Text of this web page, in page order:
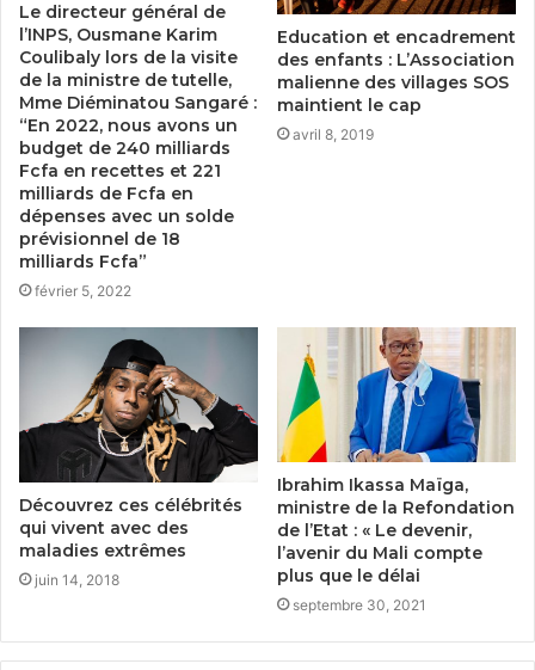
Le directeur général de
l’INPS, Ousmane Karim
Coulibaly lors de la visite
de la ministre de tutelle,
Mme Diéminatou Sangaré :
“En 2022, nous avons un
budget de 240 milliards
Fcfa en recettes et 221
milliards de Fcfa en
dépenses avec un solde
prévisionnel de 18
milliards Fcfa”
février 5, 2022
Education et encadrement
des enfants : L’Association
malienne des villages SOS
maintient le cap
avril 8, 2019
Découvrez ces célébrités
qui vivent avec des
maladies extrêmes
juin 14, 2018
Ibrahim Ikassa Maïga,
ministre de la Refondation
de l’Etat : « Le devenir,
l’avenir du Mali compte
plus que le délai
septembre 30, 2021